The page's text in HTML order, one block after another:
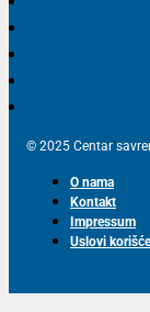
© 2025 Centar
O nama
Kontakt
Impressum
Uslovi